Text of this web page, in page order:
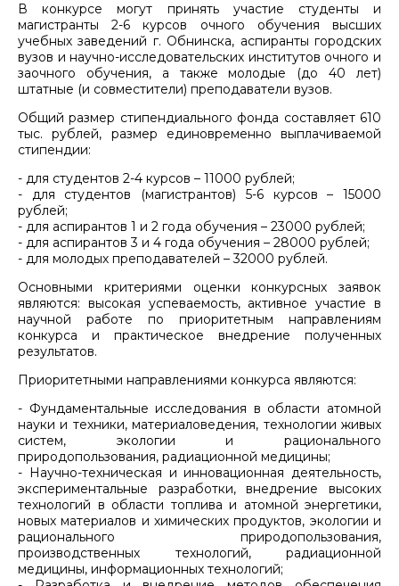
В конкурсе могут принять участие студенты и
магистранты 2-6 курсов очного обучения высших
учебных заведений г. Обнинска, аспиранты городских
вузов и научно-исследовательских институтов очного и
заочного обучения, а также молодые (до 40 лет)
штатные (и совместители) преподаватели вузов.
Общий размер стипендиального фонда составляет 610
тыс. рублей, размер единовременно выплачиваемой
стипендии:
- для студентов 2-4 курсов – 11000 рублей;
- для студентов (магистрантов) 5-6 курсов – 15000
рублей;
- для аспирантов 1 и 2 года обучения – 23000 рублей;
- для аспирантов 3 и 4 года обучения – 28000 рублей;
- для молодых преподавателей – 32000 рублей.
Основными критериями оценки конкурсных заявок
являются: высокая успеваемость, активное участие в
научной работе по приоритетным направлениям
конкурса и практическое внедрение полученных
результатов.
Приоритетными направлениями конкурса являются:
- Фундаментальные исследования в области атомной
науки и техники, материаловедения, технологии живых
систем, экологии и рационального
природопользования, радиационной медицины;
- Научно-техническая и инновационная деятельность,
экспериментальные разработки, внедрение высоких
технологий в области топлива и атомной энергетики,
новых материалов и химических продуктов, экологии и
рационального природопользования,
производственных технологий, радиационной
медицины, информационных технологий;